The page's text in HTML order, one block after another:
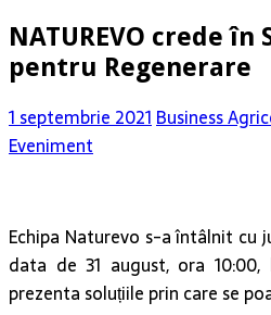
NATUREVO crede în
pentru Regenerare
1 septembrie 2021Business
Eveniment
Echipa Naturevo s-a întâlnit cu
data de 31 august, ora
prezenta soluțiile prin care se